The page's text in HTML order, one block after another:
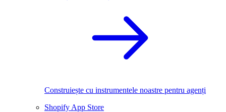
Construiește cu instrumentele noastre pentru agenți
Shopify App Store